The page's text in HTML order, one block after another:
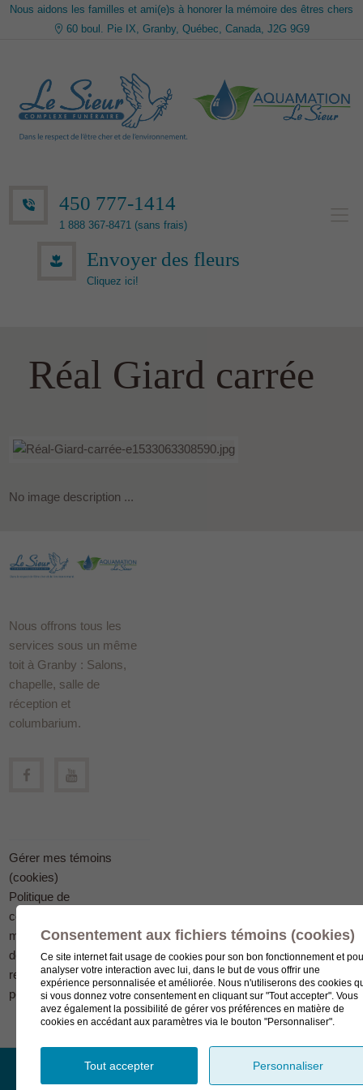
Nous aidons les familles et ami(e)s à honorer la mémoire des êtres chers
60 boul. Pie IX, Granby, Québec, Canada, J2G 9G9
450 777-1414
1 888 367-8471 (sans frais)
Envoyer des fleurs
Cliquez ici!
Réal Giard carrée
No image description ...
Nous offrons tous les
services sous un même
toit à Granby : Salons,
chapelle, salle de
réception et
columbarium.
Gérer mes témoins
(cookies)
Politique de
confidentialité en
matière
de protection des
renseignements
personnels
© Complexe funéraire LeSieur 2023.
Consentement aux fichiers témoins (cookies)
Ce site internet fait usage de cookies pour son bon fonctionnement et
analyser votre interaction avec lui, dans le but de vous offrir une
expérience personnalisée et améliorée. Nous n'utiliserons des cookies
si vous donnez votre consentement en cliquant sur "Tout accepter". Vous
avez également la possibilité de gérer vos préférences en matière de
cookies en accédant aux paramètres via le bouton "Personnaliser".
Tout accepter Personnaliser